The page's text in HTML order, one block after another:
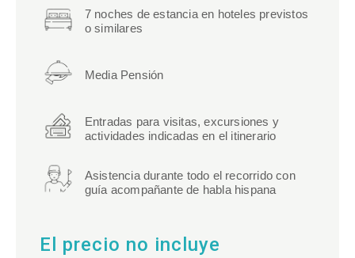
7 noches de estancia en hoteles previstos
o similares
Media Pensión
Entradas para visitas, excursiones y
actividades indicadas en el itinerario
Asistencia durante todo el recorrido con
guía acompañante de habla hispana
El precio no incluye